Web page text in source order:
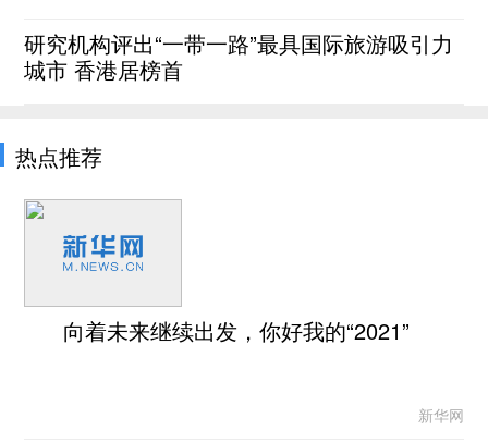
研究机构评出“一带一路”最具国际旅游吸引力
城市 香港居榜首
热点推荐
向着未来继续出发，你好我的“2021”
新华网